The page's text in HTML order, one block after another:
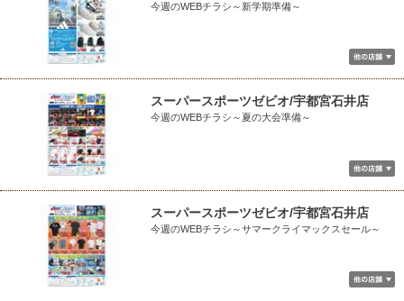
今週のWEBチラシ～新学期準備～
スーパースポーツゼビオ/宇都宮石井店
今週のWEBチラシ～夏の大会準備～
スーパースポーツゼビオ/宇都宮石井店
今週のWEBチラシ～サマークライマックスセール～